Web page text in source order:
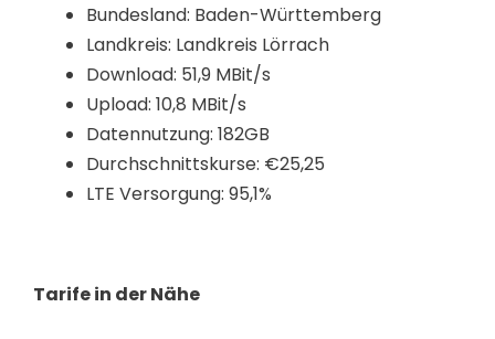
Bundesland: Baden-Württemberg
Landkreis: Landkreis Lörrach
Download: 51,9 MBit/s
Upload: 10,8 MBit/s
Datennutzung: 182GB
Durchschnittskurse: €25,25
LTE Versorgung: 95,1%
Tarife in der Nähe